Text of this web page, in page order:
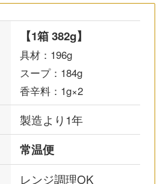
【1箱 382g】
具材：196g
スープ：184g
香辛料：1g×2
製造より1年
常温便
レンジ調理OK